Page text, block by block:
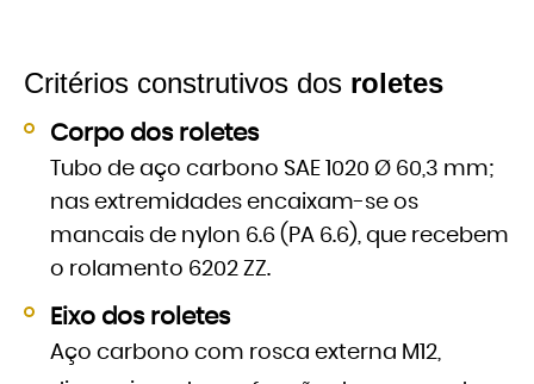
Critérios construtivos dos roletes
Corpo dos roletes
Tubo de aço carbono SAE 1020 Ø 60,3 mm;
nas extremidades encaixam-se os
mancais de nylon 6.6 (PA 6.6), que recebem
o rolamento 6202 ZZ.
Eixo dos roletes
Aço carbono com rosca externa M12,